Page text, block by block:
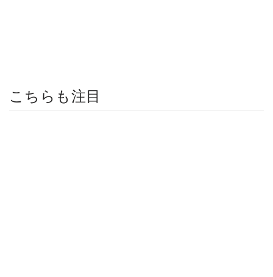
こちらも注目